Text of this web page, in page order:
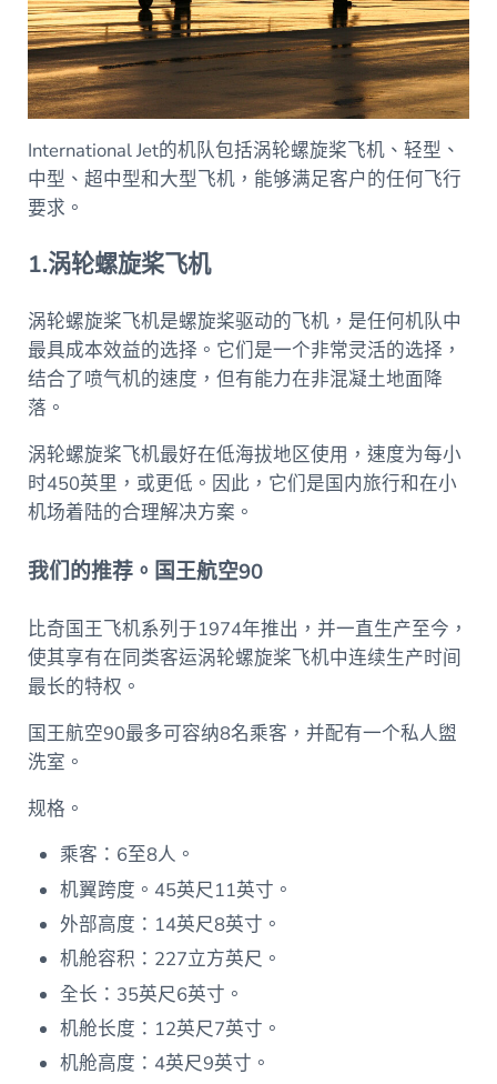
International Jet的机队包括涡轮螺旋桨飞机、轻型、
中型、超中型和大型飞机，能够满足客户的任何飞行
要求。
1.涡轮螺旋桨飞机
涡轮螺旋桨飞机是螺旋桨驱动的飞机，是任何机队中
最具成本效益的选择。它们是一个非常灵活的选择，
结合了喷气机的速度，但有能力在非混凝土地面降
落。
涡轮螺旋桨飞机最好在低海拔地区使用，速度为每小
时450英里，或更低。因此，它们是国内旅行和在小
机场着陆的合理解决方案。
我们的推荐。国王航空90
比奇国王飞机系列于1974年推出，并一直生产至今，
使其享有在同类客运涡轮螺旋桨飞机中连续生产时间
最长的特权。
国王航空90最多可容纳8名乘客，并配有一个私人盥
洗室。
规格。
乘客：6至8人。
机翼跨度。45英尺11英寸。
外部高度：14英尺8英寸。
机舱容积：227立方英尺。
全长：35英尺6英寸。
机舱长度：12英尺7英寸。
机舱高度：4英尺9英寸。